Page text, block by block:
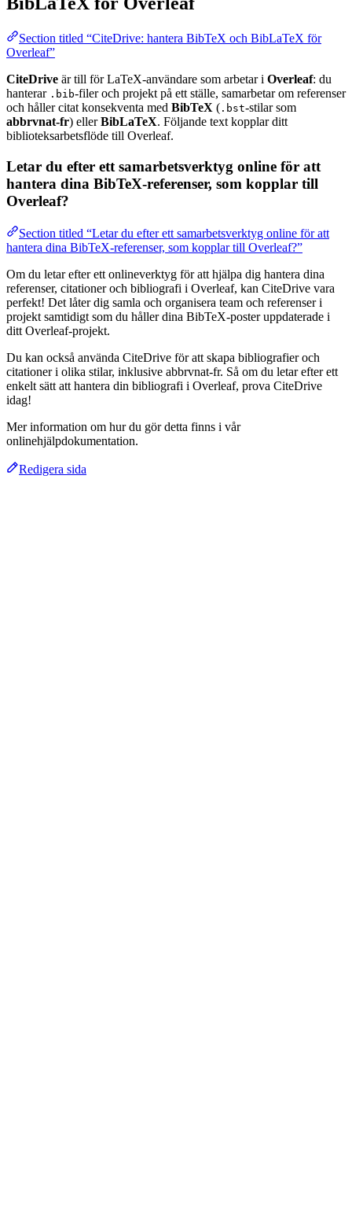
Section titled “CiteDrive: hantera BibTeX och BibLaTeX för
Overleaf”
CiteDrive är till för LaTeX-användare som arbetar i Overleaf: du
hanterar .bib-filer och projekt på ett ställe, samarbetar om referenser
och håller citat konsekventa med BibTeX ( .bst-stilar som
abbrvnat-fr) ellerBibLaTeX. Följande text kopplar ditt
biblioteksarbetsflöde till Overleaf.
Letar du efter ett samarbetsverktyg online för att
hantera dina BibTeX-referenser, som kopplar till
Overleaf?
Section titled “Letar du efter ett samarbetsverktyg online för att
hantera dina BibTeX-referenser, som kopplar till Overleaf?”
Om du letar efter ett onlineverktyg för att hjälpa dig hantera dina
referenser, citationer och bibliografi i Overleaf, kan CiteDrive vara
perfekt! Det låter dig samla och organisera team och referenser i
projekt samtidigt som du håller dina BibTeX-poster uppdaterade i
ditt Overleaf-projekt.
Du kan också använda CiteDrive för att skapa bibliografier och
citationer i olika stilar, inklusive abbrvnat-fr. Så om du letar efter ett
enkelt sätt att hantera din bibliografi i Overleaf, prova CiteDrive
idag!
Mer information om hur du gör detta finns i vår
onlinehjälpdokumentation.
Redigera sida